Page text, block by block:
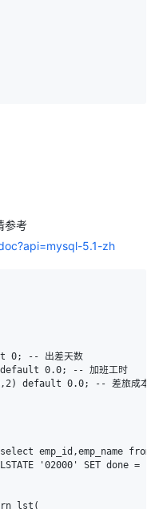
参考
5.1-zh
0; -- 出差天数
0.0; -- 加班工时
default 0.0; -- 差旅成本
select
'02000' SET done = 1;